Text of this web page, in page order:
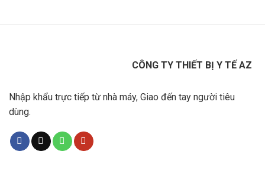
CÔNG TY THIẾT BỊ Y TẾ AZ
Nhập khẩu trực tiếp từ nhà máy, Giao đến tay người tiêu
dùng.